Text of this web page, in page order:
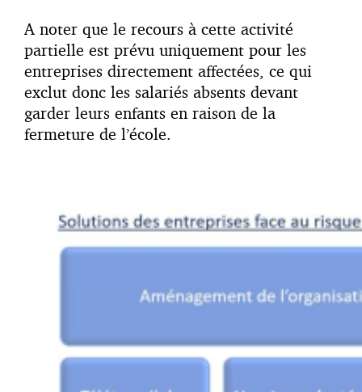
A noter que le recours à cette activité
partielle est prévu uniquement pour les
entreprises directement affectées, ce qui
exclut donc les salariés absents devant
garder leurs enfants en raison de la
fermeture de l’école.